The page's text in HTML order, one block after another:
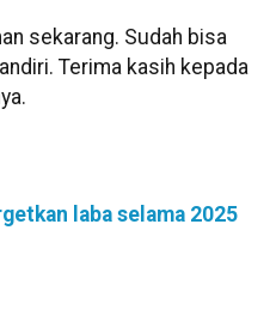
sekarang. Sudah bisa
Terima kasih kepada
laba selama 2025